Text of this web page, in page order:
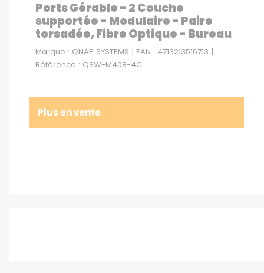
Ports Gérable - 2 Couche
supportée - Modulaire - Paire
torsadée, Fibre Optique - Bureau
Marque : QNAP SYSTEMS | EAN : 4713213516713 |
Référence : QSW-M408-4C
Plus en vente